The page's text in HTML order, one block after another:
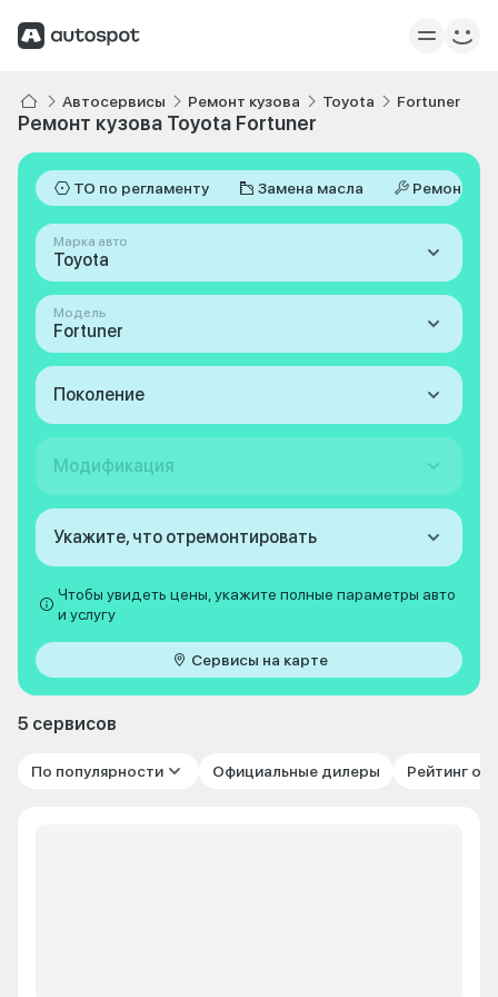
Автосервисы Ремонт кузова Toyota Fortuner
Ремонт кузова Toyota Fortuner
ТО по регламенту Замена масла Ремонт
Марка авто
Toyota
Модель
Fortuner
Поколение
Модификация
Укажите, что отремонтировать
Чтобы увидеть цены, укажите полные параметры авто
и услугу
Сервисы на карте
5 сервисов
По популярности Официальные дилеры Рейтинг